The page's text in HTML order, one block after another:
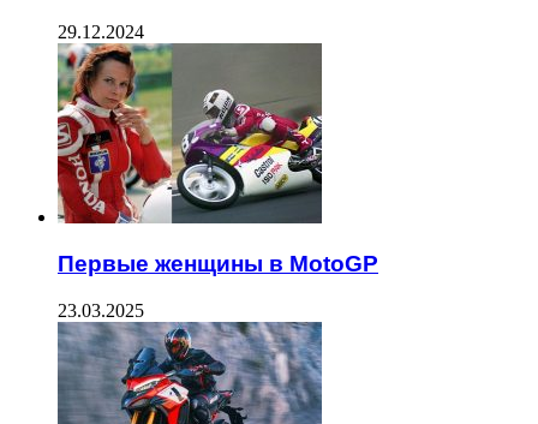
29.12.2024
Первые женщины в MotoGP
23.03.2025